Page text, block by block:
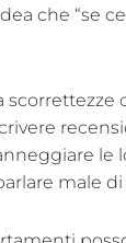
che “se
scorrettezze
le
male